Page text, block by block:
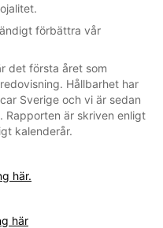
förbättra vår
det första året som
Hållbarhet har
Sverige och vi är sedan
Rapporten är skriven enligt
kalenderår.
här.
här